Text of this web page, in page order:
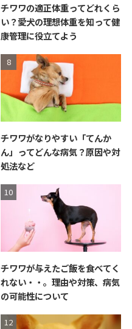
チワワの適正体重ってどれくら
い？愛犬の理想体重を知って健
康管理に役立てよう
チワワがなりやすい「てんか
ん」ってどんな病気？原因や対
処法など
チワワが与えたご飯を食べてく
れない・・。理由や対策、病気
の可能性について